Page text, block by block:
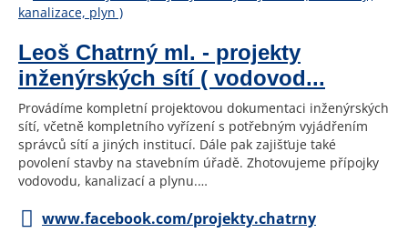
Leoš Chatrný ml. - projekty
inženýrských sítí ( vodovod...
Provádíme kompletní projektovou dokumentaci inženýrských
sítí, včetně kompletního vyřízení s potřebným vyjádřením
správců sítí a jiných institucí. Dále pak zajišťuje také
povolení stavby na stavebním úřadě. Zhotovujeme přípojky
vodovodu, kanalizací a plynu.…
www.facebook.com/projekty.chatrny